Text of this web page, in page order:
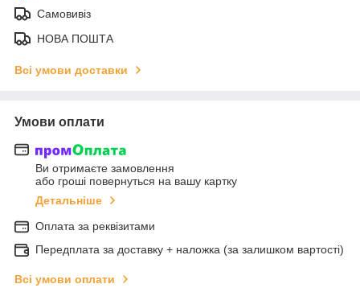
Самовивіз
НОВА ПОШТА
Всі умови доставки
Умови оплати
Ви отримаєте замовлення
або гроші повернуться на вашу картку
Детальніше
Оплата за реквізитами
Передплата за доставку + наложка (за залишком вартості)
Всі умови оплати